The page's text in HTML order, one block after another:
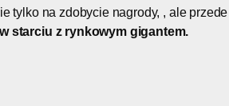
tylko na zdobycie nagrody, , ale przede
starciu z rynkowym gigantem.